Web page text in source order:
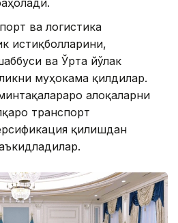
ва логистика
истиқболларини,
ва Ўрта йўлак
муҳокама қилдилар.
алоқаларни
транспорт
қилишдан